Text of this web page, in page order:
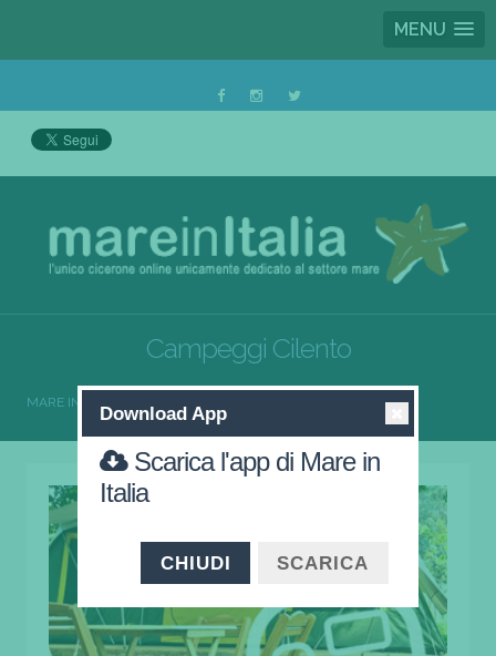
MENU
Campeggi Cilento
MARE IN ITALIA
Download App
Scarica l'app di Mare in
Italia
CHIUDI SCARICA